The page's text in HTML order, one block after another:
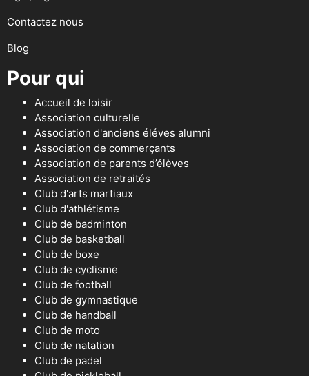
Contactez nous
Blog
Pour qui
Accueil de loisir
Association culturelle
Association d'anciens éléves alumni
Association de commerçants
Association de parents d’élèves
Association de retraités
Club d'arts martiaux
Club d'athlétisme
Club de badminton
Club de basketball
Club de boxe
Club de cyclisme
Club de football
Club de gymnastique
Club de handball
Club de moto
Club de natation
Club de padel